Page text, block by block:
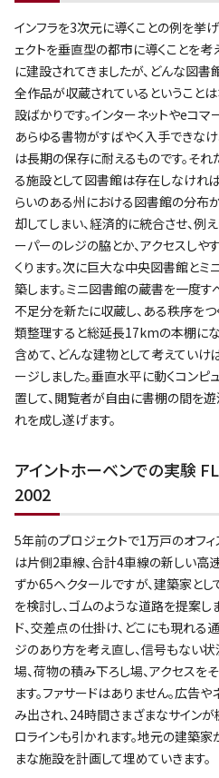
インフラを3次元に導くことの例を挙
ェクトを垂直型の都市に導くことを
に建設されてきましたが、どんな図
全作品が収蔵されているということ
設ばかりです。インターネットやeコ
あらゆる書物がすばやく入手できな
は長期の保存に耐えるものです。そ
る施設として図書館は存在しなけれ
らいのある州における図書館の分布
却してしまい、経済的に統合させ、例
ーパーのレジの脇とか、アクセスし
くります。次に巨大な中央図書館と
築します。ミニ図書館の蔵書を一度す
不足分を新たに収蔵し、ある秩序をつ
類整理すると総延長17kmの本棚に
含めて、どんな建物として考えていけ
ージしました。垂直水平に動くコン
置して、閲覧者が自由に書棚の間を遊
れを成し遂げます。
アイントホーベンでの実験
2002
5年前のプロジェクトで1万戸のオフィ
は片側2車線、合計4車線の新しい高
ずか65ヘクタールですが、建築家と
を検討し、ゴムのような道路を提案
ド、交差点の仕掛け、どこにも現れる
ジのあり方を考え直し、信号もない
場、荷物の積み下ろし場、アクセス
ます。ファサードはありません。広告
み出され、24時間さまざまなサインが
ロラインも引かれます。地元の建築
まな施設を計画して埋めていきます。